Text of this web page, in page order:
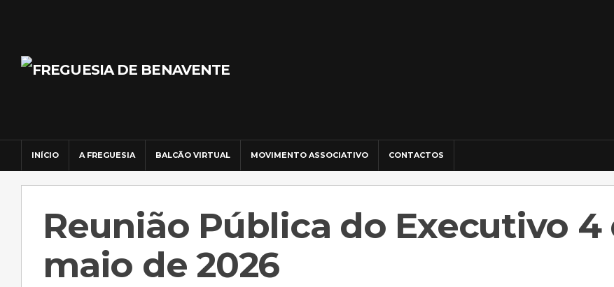
INÍCIO A FREGUESIA BALCÃO VIRTUAL MOVIMENTO ASSOCIATIVO CONTACTOS
Reunião Pública do Executivo 4
maio de 2026